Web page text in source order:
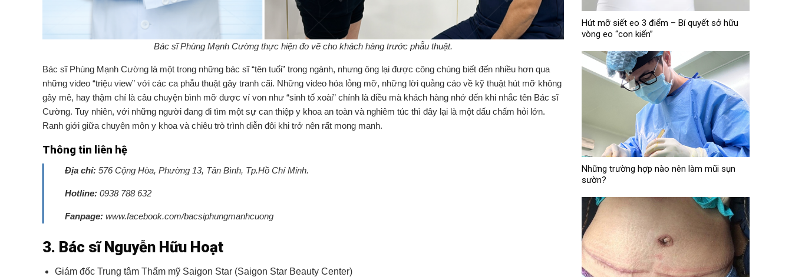
Bác sĩ Phùng Mạnh Cường thực hiện đo vẽ cho khách hàng trước phẫu thuật.
Bác sĩ Phùng Mạnh Cường là một trong những bác sĩ “tên tuổi” trong ngành, nhưng ông lại được công chúng biết đến nhiều hơn qua
những video “triệu view” với các ca phẫu thuật gây tranh cãi. Những video hóa lỏng mỡ, những lời quảng cáo về kỹ thuật hút mỡ không
gây mê, hay thậm chí là câu chuyện bình mỡ được ví von như “sinh tố xoài” chính là điều mà khách hàng nhớ đến khi nhắc tên Bác sĩ
Cường. Tuy nhiên, với những người đang đi tìm một sự can thiệp y khoa an toàn và nghiêm túc thì đây lại là một dấu chấm hỏi lớn.
Ranh giới giữa chuyên môn y khoa và chiêu trò trình diễn đôi khi trở nên rất mong manh.
Thông tin liên hệ
Địa chỉ: 576 Cộng Hòa, Phường 13, Tân Bình, Tp.Hồ Chí Minh.
Hotline: 0938 788 632
Fanpage: www.facebook.com/bacsiphungmanhcuong
3. Bác sĩ Nguyễn Hữu Hoạt
Giám đốc Trung tâm Thẩm mỹ Saigon Star (Saigon Star Beauty Center)
Hút mỡ siết eo 3 điểm – Bí quyết sở hữu
vòng eo “con kiến”
Những trường hợp nào nên làm mũi sụn
sườn?